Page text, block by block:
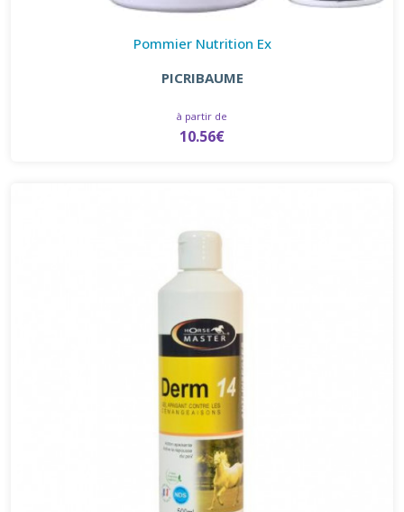
Pommier Nutrition Ex
PICRIBAUME
à partir de
10.56€